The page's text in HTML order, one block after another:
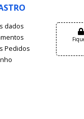
dados
Pedidos